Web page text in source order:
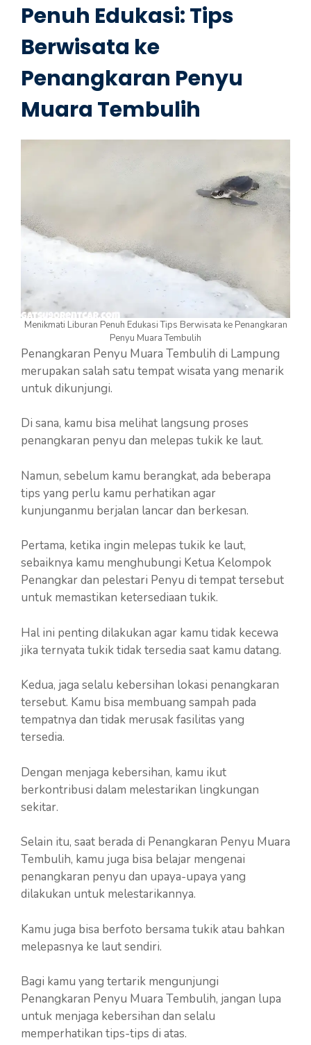
Penuh Edukasi: Tips
Berwisata ke
Penangkaran Penyu
Muara Tembulih
Menikmati Liburan Penuh Edukasi Tips Berwisata ke Penangkaran
Penyu Muara Tembulih
Penangkaran Penyu Muara Tembulih di Lampung
merupakan salah satu tempat wisata yang menarik
untuk dikunjungi.
Di sana, kamu bisa melihat langsung proses
penangkaran penyu dan melepas tukik ke laut.
Namun, sebelum kamu berangkat, ada beberapa
tips yang perlu kamu perhatikan agar
kunjunganmu berjalan lancar dan berkesan.
Pertama, ketika ingin melepas tukik ke laut,
sebaiknya kamu menghubungi Ketua Kelompok
Penangkar dan pelestari Penyu di tempat tersebut
untuk memastikan ketersediaan tukik.
Hal ini penting dilakukan agar kamu tidak kecewa
jika ternyata tukik tidak tersedia saat kamu datang.
Kedua, jaga selalu kebersihan lokasi penangkaran
tersebut. Kamu bisa membuang sampah pada
tempatnya dan tidak merusak fasilitas yang
tersedia.
Dengan menjaga kebersihan, kamu ikut
berkontribusi dalam melestarikan lingkungan
sekitar.
Selain itu, saat berada di Penangkaran Penyu Muara
Tembulih, kamu juga bisa belajar mengenai
penangkaran penyu dan upaya-upaya yang
dilakukan untuk melestarikannya.
Kamu juga bisa berfoto bersama tukik atau bahkan
melepasnya ke laut sendiri.
Bagi kamu yang tertarik mengunjungi
Penangkaran Penyu Muara Tembulih, jangan lupa
untuk menjaga kebersihan dan selalu
memperhatikan tips-tips di atas.